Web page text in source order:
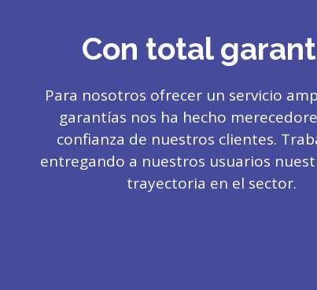
Con total
Para nosotros ofrecer un servicio
garantías nos ha hecho
confianza de nuestros clientes.
entregando a nuestros usuarios
trayectoria en el sector.